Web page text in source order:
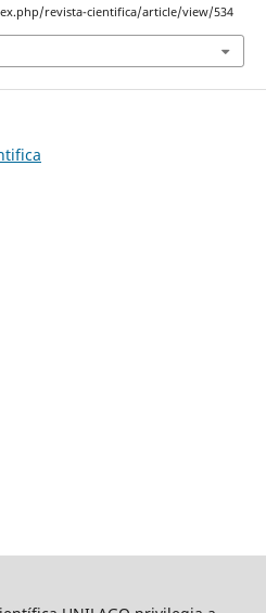
revista-cientifica/article/view/534